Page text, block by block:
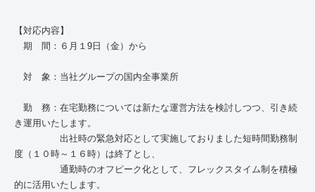
【対応内容】
期 間：６月１ 9 日（金）から
対 象：当社グループの国内全事業所
勤 務：在宅勤務については新たな運営方法を検討しつつ、引き続
き運用いたします。
出社時の緊急対応として実施しておりました短時間勤務制
度（１０時～１６時）は終了とし、
通勤時のオフピーク化として、フレックスタイム制を積極
的に活用いたします。